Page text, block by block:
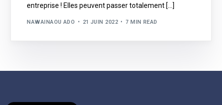
entreprise ! Elles peuvent passer totalement […]
NAWAINAOU ADO 21 JUIN 2022 7 MIN READ